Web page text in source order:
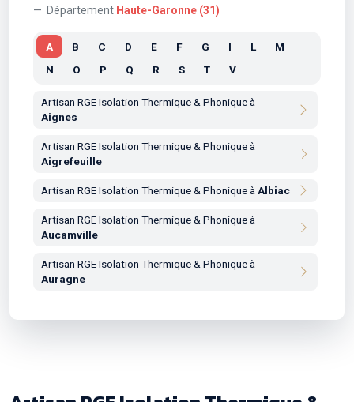
Département Haute-Garonne (31)
A B C D E F G I L
M
N
O P Q R S T V
Artisan RGE Isolation Thermique & Phonique à
Aignes
Artisan RGE Isolation Thermique & Phonique à
Aigrefeuille
Artisan RGE Isolation Thermique & Phonique à Albiac
Artisan RGE Isolation Thermique & Phonique à
Aucamville
Artisan RGE Isolation Thermique & Phonique à
Auragne
Aureville
Artisan RGE Isolation Thermique & Phonique à